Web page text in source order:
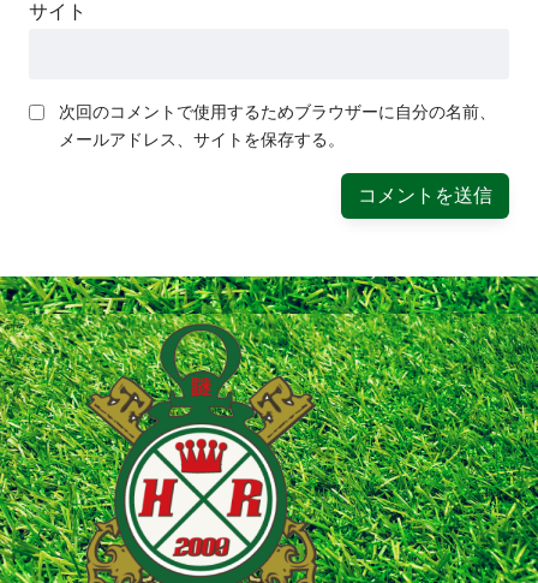
サイト
次回のコメントで使用するためブラウザーに自分の名前、
メールアドレス、サイトを保存する。